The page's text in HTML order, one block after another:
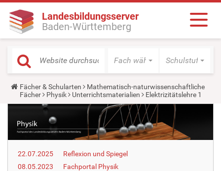
Landesbildungsserver
Baden-Württemberg
Fach wählen Schulstufe
Y
o
u
e
h
e
e
:
Fächer & Schularten
Mathematisch-naturwissenschaftliche
Fächer
Physik Unterrichtsmaterialien Elektrizitätslehre 1
22.07.2025
Reflexion und Spiegel
08.05.2023
Fachportal Physik